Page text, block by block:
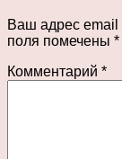
Ваш адрес email
поля помечены *
Комментарий *